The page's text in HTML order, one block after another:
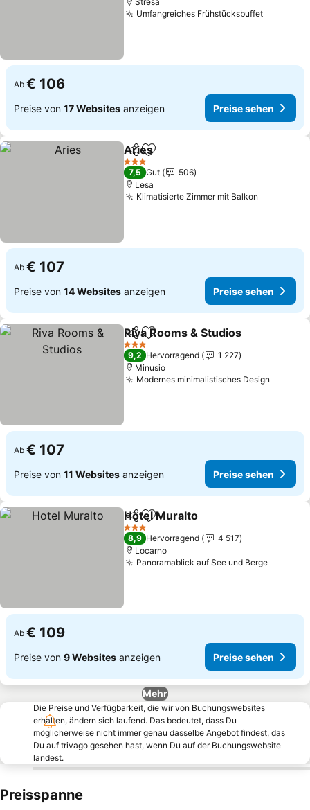
Umfangreiches Frühstücksbuffet
Ab € 106
Preise von 17 Websites anzeigen Preise sehen
TeilenZu Favoriten hinzufügen
Aries
3 Sterne
7,5 Gut
506
Lesa
Klimatisierte Zimmer mit Balkon
Ab € 107
Preise von 14 Websites anzeigen Preise sehen
TeilenZu Favoriten hinzufügen
Riva Rooms & Studios
3 Sterne
9,2 Hervorragend
1 227
Minusio
Modernes minimalistisches Design
Ab € 107
Preise von 11 Websites anzeigen Preise sehen
TeilenZu Favoriten hinzufügen
Hotel Muralto
3 Sterne
8,9 Hervorragend
4 517
Locarno
Panoramablick auf See und Berge
Ab € 109
Preise von 9 Websites anzeigen Preise sehen
Mehr
Die Preise und Verfügbarkeit, die wir von Buchungswebsites
erhalten, ändern sich laufend. Das bedeutet, dass Du
möglicherweise nicht immer genau dasselbe Angebot findest, das
Du auf trivago gesehen hast, wenn Du auf der Buchungswebsite
landest.
Preisspanne